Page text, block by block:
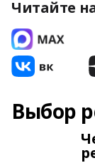
Читайте
Выбор